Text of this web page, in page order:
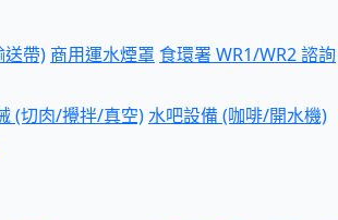
送帶) 商用運水煙罩 食環署 WR1/WR2 諮詢
(切肉/攪拌/真空)水吧設備 (咖啡/開水機)